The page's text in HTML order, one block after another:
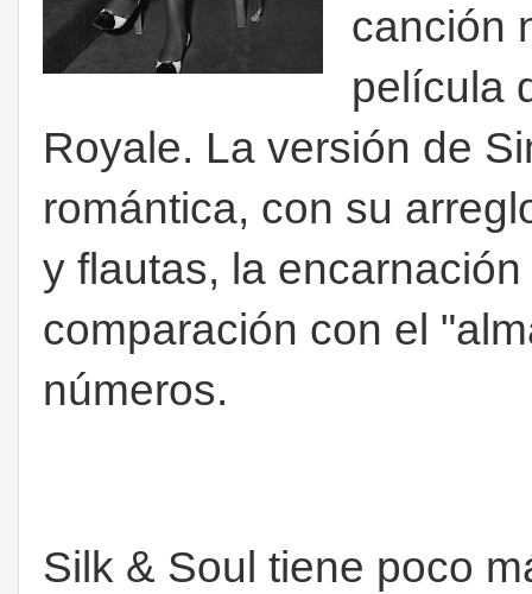
canción
película
Royale. La versión de
romántica, con su
y flautas, la
comparación con el
números.
Silk & Soul tiene poco